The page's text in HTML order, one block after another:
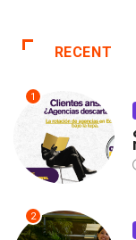
RECENT
1
2